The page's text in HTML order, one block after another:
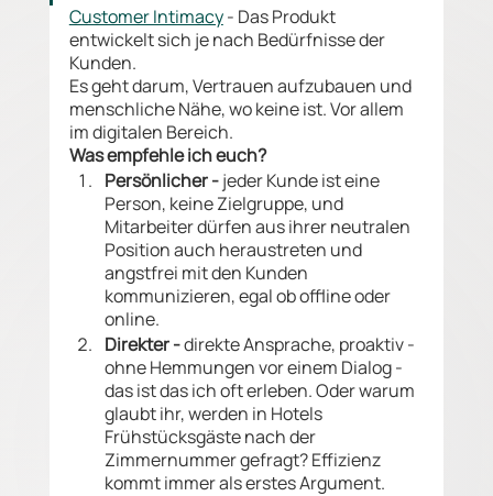
Customer Intimacy - Das Produkt
entwickelt sich je nach Bedürfnisse der
Kunden.
Es geht darum, Vertrauen aufzubauen und
menschliche Nähe, wo keine ist. Vor allem
im digitalen Bereich.
Was empfehle ich euch?
Persönlicher - jeder Kunde ist eine
Person, keine Zielgruppe, und
Mitarbeiter dürfen aus ihrer neutralen
Position auch heraustreten und
angstfrei mit den Kunden
kommunizieren, egal ob offline oder
online.
Direkter - direkte Ansprache, proaktiv -
ohne Hemmungen vor einem Dialog -
das ist das ich oft erleben. Oder warum
glaubt ihr, werden in Hotels
Frühstücksgäste nach der
Zimmernummer gefragt? Effizienz
kommt immer als erstes Argument.